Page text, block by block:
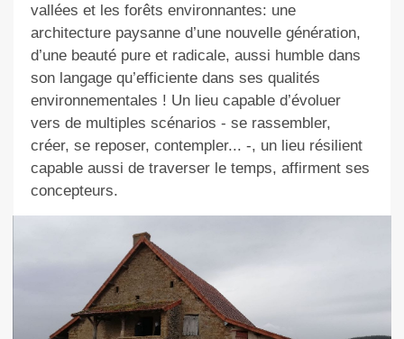
vallées et les forêts environnantes: une
architecture paysanne d’une nouvelle génération,
d’une beauté pure et radicale, aussi humble dans
son langage qu’efficiente dans ses qualités
environnementales ! Un lieu capable d’évoluer
vers de multiples scénarios - se rassembler,
créer, se reposer, contempler... -, un lieu résilient
capable aussi de traverser le temps, affirment ses
concepteurs.